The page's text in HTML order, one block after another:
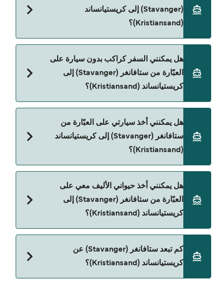
(Stavanger) إلى كريستيانساند
(Kristiansand)؟
صفحة العروض لمعرفة أحدث التخفيضات.
هل يمكنني السفر كراكب بدون سيارة على
العبّارة من ستافانغر (Stavanger) إلى
كريستيانساند (Kristiansand)؟
نعم، يمكنك السفر كراكب بدون سيارة من ستافانغر
Fjord Line
هل يمكنني أخذ سيارتي على العبّارة من
ستافانغر (Stavanger) إلى كريستيانساند
(Kristiansand)؟
نعم، يمكنك السفر مع سيارتك على العبّارة من ستافانغر
Fjord Line
هل يمكنني أخذ حيواني الأليف معي على
العبّارة من ستافانغر (Stavanger) إلى
كريستيانساند (Kristiansand)؟
ستافانغر (Stavanger) و كريستيانساند (Kristiansand).
كم تبعد ستافانغر (Stavanger) عن
كريستيانساند (Kristiansand)؟